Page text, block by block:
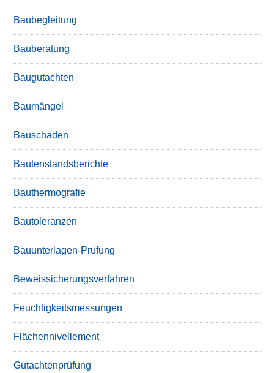
Baubegleitung
Bauberatung
Baugutachten
Baumängel
Bauschäden
Bautenstandsberichte
Bauthermografie
Bautoleranzen
Bauunterlagen-Prüfung
Beweissicherungsverfahren
Feuchtigkeitsmessungen
Flächennivellement
Gutachtenprüfung